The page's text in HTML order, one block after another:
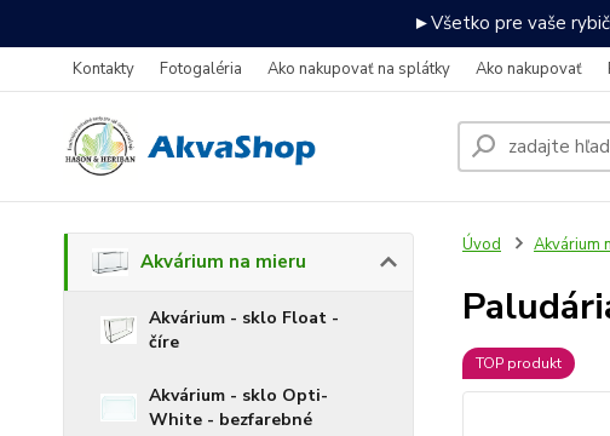
►Všetko pre vaše
Kontakty Fotogaléria Ako nakupovať na splátky Ako nakupovať
Akvárium na mieru
Akvárium - sklo Float -
číre
Akvárium - sklo Opti-
White - bezfarebné
Úvod Akvárium
TOP produkt